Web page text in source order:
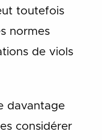
toutefois
normes
de viols
davantage
considérer